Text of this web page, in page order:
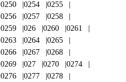
0250
0254
0255
0256
0257
0258
0259
026 0260
0261
0263
0264
0265
0266
0267
0268
0269
027 0270
0274
0276
0277
0278